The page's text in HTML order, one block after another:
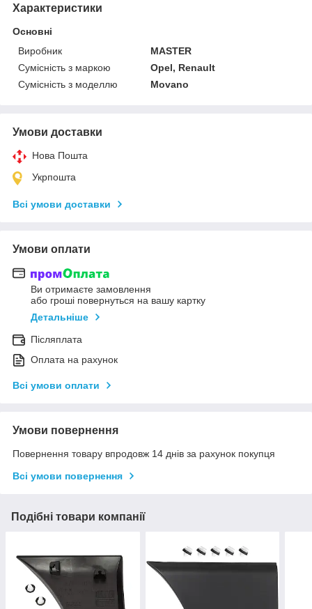
Характеристики
Основні
Виробник
MASTER
Сумісність з маркою
Opel, Renault
Сумісність з моделлю
Movano
Умови доставки
Нова Пошта
Укрпошта
Всі умови доставки
Умови оплати
Ви отримаєте замовлення
або гроші повернуться на вашу картку
Детальніше
Післяплата
Оплата на рахунок
Всі умови оплати
Умови повернення
Повернення товару впродовж 14 днів за рахунок покупця
Всі умови повернення
Подібні товари компанії